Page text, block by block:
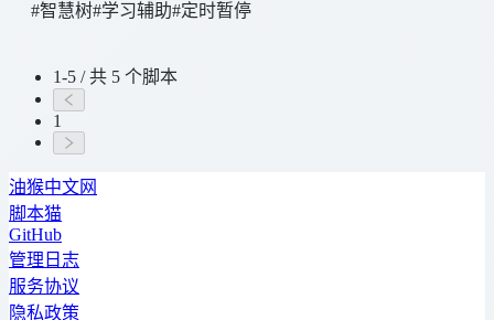
#智慧树#学习辅助#定时暂停
1-5 / 共 5 个脚本
1
油猴中文网
脚本猫
GitHub
管理日志
服务协议
隐私政策